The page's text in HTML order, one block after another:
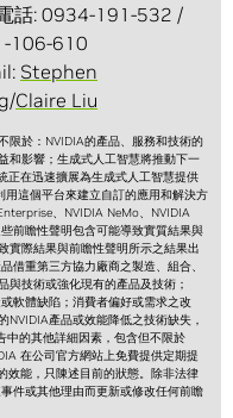
話: 0934-191-532 /
106-610
Stephen
/Claire Liu
限於：NVIDIA的產品、服務和技術的
和影響；生成式人工智慧將推動下一
正在迅速擴展為生成式人工智慧提供
這個平台來建立自訂的應用和解決方
、NVIDIA NeMo、NVIDIA
前瞻性聲明包含可能導致實質結果與
實際結果與前瞻性聲明所示之結果出
借重第三方協力廠商之製造、組合、
與技術或強化現有的產品及技術；
軟體缺陷；消費者偏好或需求之改
產品或效能降低之技術缺失，
中的其他詳細因素，包含但不限於
在公司官方網站上免費提供定期提
效能，只陳述目前的狀態。除非法律
件或其他理由而更新或修改任何前瞻